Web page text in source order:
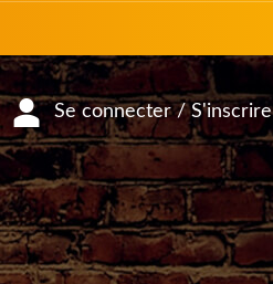
Se connecter / S'inscrire